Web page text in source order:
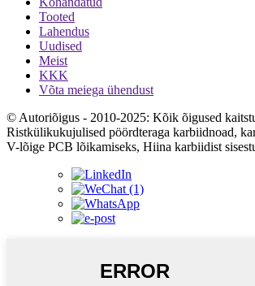
Tooted
Lahendus
Uudised
Meist
KKK
Võta meiega ühendust
© Autoriõigus - 2010-2025: Kõik õigused
Ristkülikukujulised pöördteraga karbiidnoad,
V-lõige PCB lõikamiseks, Hiina karbiidist